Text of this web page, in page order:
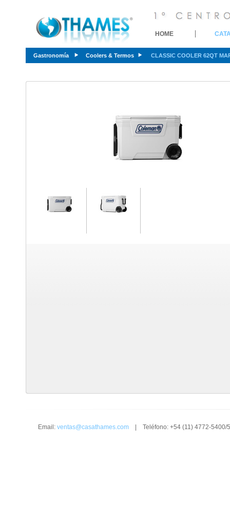
HOME
Gastronomía Coolers & Termos CLASSIC COOLER 62QT
Email: ventas@casathames.com| Teléfono: +54 (11) 4772-